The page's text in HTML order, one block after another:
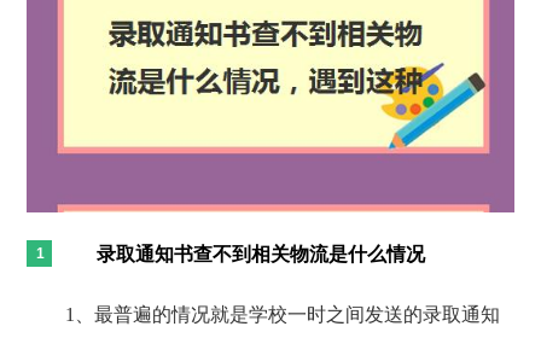
录取通知书查不到相关物流是什么情况
1、最普遍的情况就是学校一时之间发送的录取通知